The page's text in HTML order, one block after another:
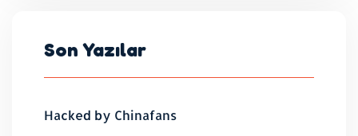
Son Yazılar
Hacked by Chinafans